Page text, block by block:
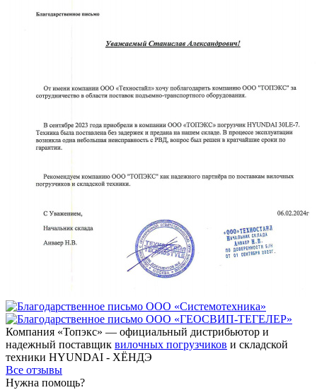
Компания «Топэкс» — официальный дистрибьютор и
надежный поставщик вилочных погрузчиков и складской
техники HYUNDAI - ХЁНДЭ
Все отзывы
Нужна помощь?